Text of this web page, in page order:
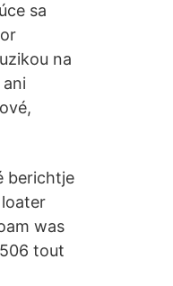
sa
na
berichtje
was
tout